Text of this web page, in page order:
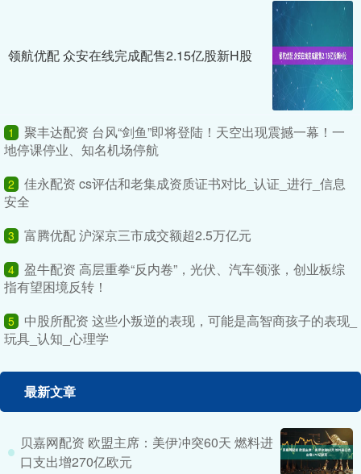
领航优配 众安在线完成配售2.15亿股新H股
1
聚丰达配资 台风“剑鱼”即将登陆！天空出现震撼一幕！一
地停课停业、知名机场停航
2
佳永配资 cs评估和老集成资质证书对比_认证_进行_信息
安全
3 富腾优配 沪深京三市成交额超2.5万亿元
4 盈牛配资 高层重拳“反内卷”，光伏、汽车领涨，创业板综
指有望困境反转！
5
中股所配资 这些小叛逆的表现，可能是高智商孩子的表现_
玩具_认知_心理学
最新文章
贝嘉网配资 欧盟主席：美伊冲突60天 燃料进
口支出增270亿欧元